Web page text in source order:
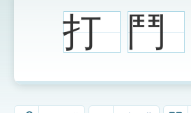
生字詞彙表
打 鬥